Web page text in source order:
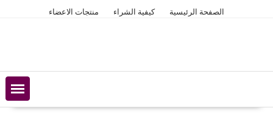
الصفحة الرئيسية كيفية الشراء منتجات الاعضاء